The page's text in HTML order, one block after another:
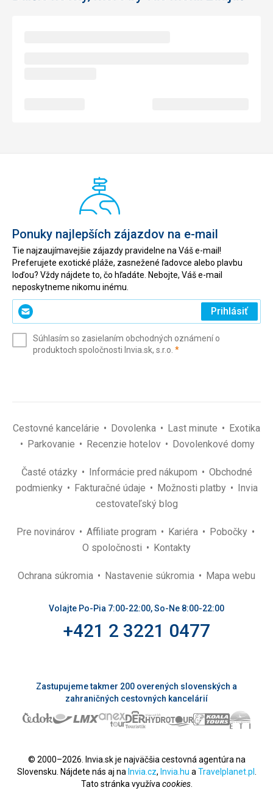
Ponuky najlepších zájazdov na e-mail
Tie najzaujímavejšie zájazdy pravidelne na Váš e-mail!
Preferujete exotické pláže, zasnežené ľadovce alebo plavbu
loďou? Vždy nájdete to, čo hľadáte. Nebojte, Váš e-mail
neposkytneme nikomu inému.
Zadajte
svoj
(povinné)
Prihlásiť
Súhlasím so zasielaním obchodných oznámení o
produktoch spoločnosti Invia.sk, s.r.o. *(povinné)
Cestovné kancelárie Dovolenka Last minute
Exotika
Parkovanie
Recenzie hotelov Dovolenkové domy
Časté otázky Informácie pred nákupom
Obchodné
podmienky
Fakturačné údaje Možnosti platby
Invia
cestovateľský blog
Pre novinárov Affiliate program Kariéra
Pobočky
O spoločnosti
Kontakty
Ochrana súkromia Nastavenie súkromia Mapa webu
Volajte Po-Pia 7:00-22:00, So-Ne 8:00-22:00
+421 2 3221 0477
Zastupujeme takmer 200 overených slovenských a
zahraničných cestovných kancelárií
© 2000–2026. Invia.sk je najväčšia cestovná agentúra na
Slovensku. Nájdete nás aj na Invia.cz, Invia.hu a Travelplanet.pl
Tato stránka využíva cookies.